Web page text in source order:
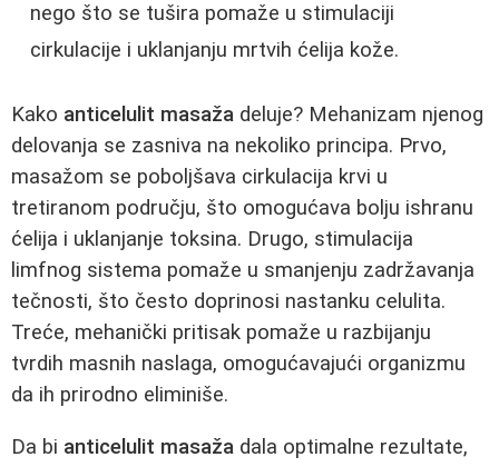
nego što se tušira pomaže u stimulaciji
cirkulacije i uklanjanju mrtvih ćelija kože.
Kako anticelulit masaža deluje? Mehanizam njenog
delovanja se zasniva na nekoliko principa. Prvo,
masažom se poboljšava cirkulacija krvi u
tretiranom području, što omogućava bolju ishranu
ćelija i uklanjanje toksina. Drugo, stimulacija
limfnog sistema pomaže u smanjenju zadržavanja
tečnosti, što često doprinosi nastanku celulita.
Treće, mehanički pritisak pomaže u razbijanju
tvrdih masnih naslaga, omogućavajući organizmu
da ih prirodno eliminiše.
Da bi anticelulit masaža dala optimalne rezultate,